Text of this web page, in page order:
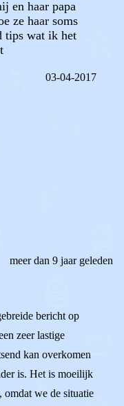
en haar papa
ze haar soms
tips wat ik het
03-04-2017
meer dan 9 jaar geleden
bericht op
zeer lastige
kan overkomen
is. Het is moeilijk
omdat we de situatie